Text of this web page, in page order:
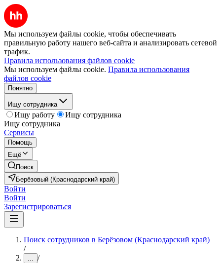
Мы используем файлы cookie, чтобы обеспечивать
правильную работу нашего веб-сайта и анализировать сетевой
трафик.
Правила использования файлов cookie
Мы используем файлы cookie. Правила использования
файлов cookie
Понятно
Ищу сотрудника
Ищу работу
Ищу сотрудника
Ищу сотрудника
Сервисы
Помощь
Ещё
Поиск
Берёзовый (Краснодарский край)
Войти
Войти
Зарегистрироваться
Поиск сотрудников в Берёзовом (Краснодарский край)
/
... /